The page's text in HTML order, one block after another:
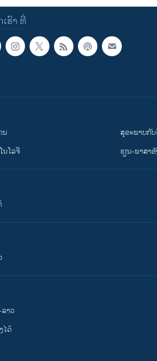
ຮົາ ທີ່
ນ
ນໂລຈີ
ສຸຂະພາບກັ
ຮຽນ-ພາສາ
າວ
ໄດ້